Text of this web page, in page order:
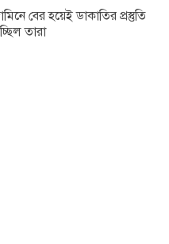
বের হয়েই ডাকাতির প্রস্তুতি
তারা